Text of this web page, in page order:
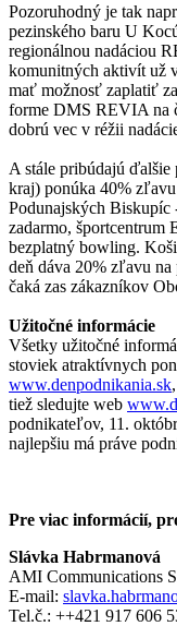
Pozoruhodný je tak
pezinského baru U
regionálnou nadáciou
komunitných aktivít už
mať možnosť zaplatiť
forme DMS REVIA na
dobrú vec v réžii
A stále pribúdajú
kraj) ponúka 40%
Podunajských Biskupíc
zadarmo, športcentrum
bezplatný bowling.
deň dáva 20% zľavu na
čaká zas zákazníkov
Užitočné informácie
Všetky užitočné
stoviek atraktívnych
www.denpodnikania.sk
tiež sledujte web
podnikateľov, 11.
najlepšiu má práve
Pre viac informácií,
Slávka Habrmanová
AMI Communications
E-mail:
Tel.č.: ++421 917 606